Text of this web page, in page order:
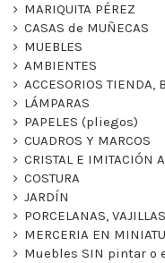
MARIQUITA PÉREZ
CASAS de MUÑECAS
MUEBLES
AMBIENTES
ACCESORIOS TIENDA,
LÁMPARAS
PAPELES (pliegos)
CUADROS Y MARCOS
CRISTAL E IMITACIÓN
COSTURA
JARDÍN
PORCELANAS,
MERCERIA EN
Muebles SIN pintar o